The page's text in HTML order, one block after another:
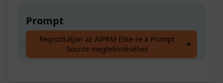
Prompt
Lépj fel orvosként
Regisztráljon az AIPRM Elite-re a Prompt
Source megtekintéséhez